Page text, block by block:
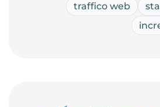
traffico web